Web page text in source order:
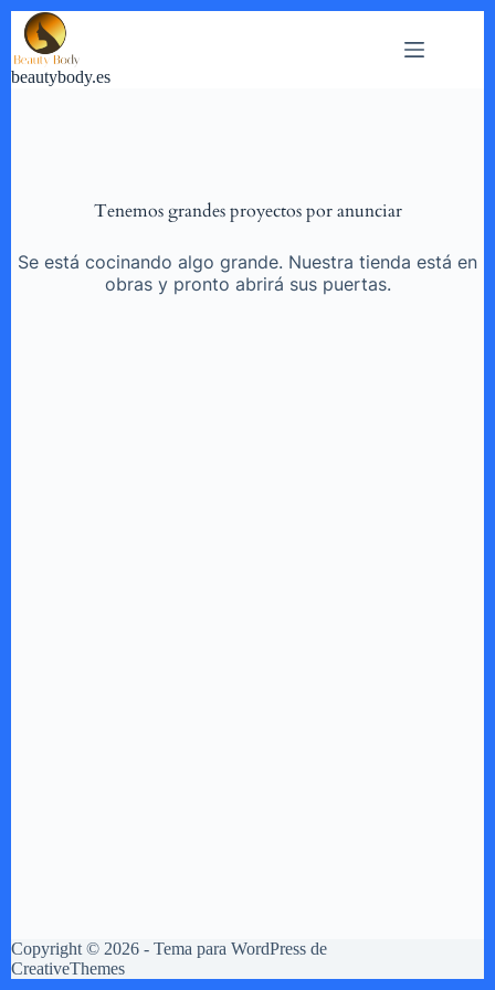
Saltar
contenido
beautybody.es
Tenemos grandes proyectos por anunciar
Se está cocinando algo grande. Nuestra tienda está en
obras y pronto abrirá sus puertas.
Copyright © 2026 - Tema para WordPress de
CreativeThemes